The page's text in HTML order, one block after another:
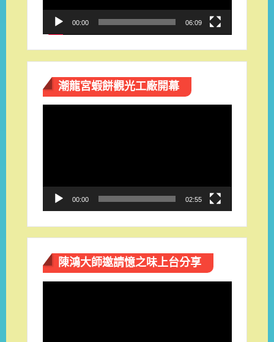
00:00 06:09
潮龍宮蝦餅觀光工廠開幕
00:00 02:55
陳鴻大師邀請憶之味上台分享